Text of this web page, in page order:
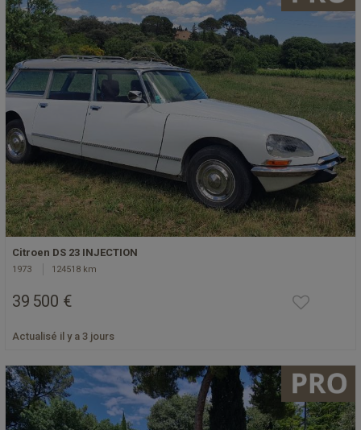
Citroen DS 23 INJECTION
1973 124518 km
39 500 €
Actualisé il y a 3 jours